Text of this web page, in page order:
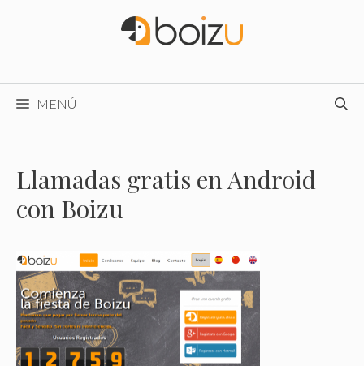
MENÚ
Llamadas gratis en Android
con Boizu